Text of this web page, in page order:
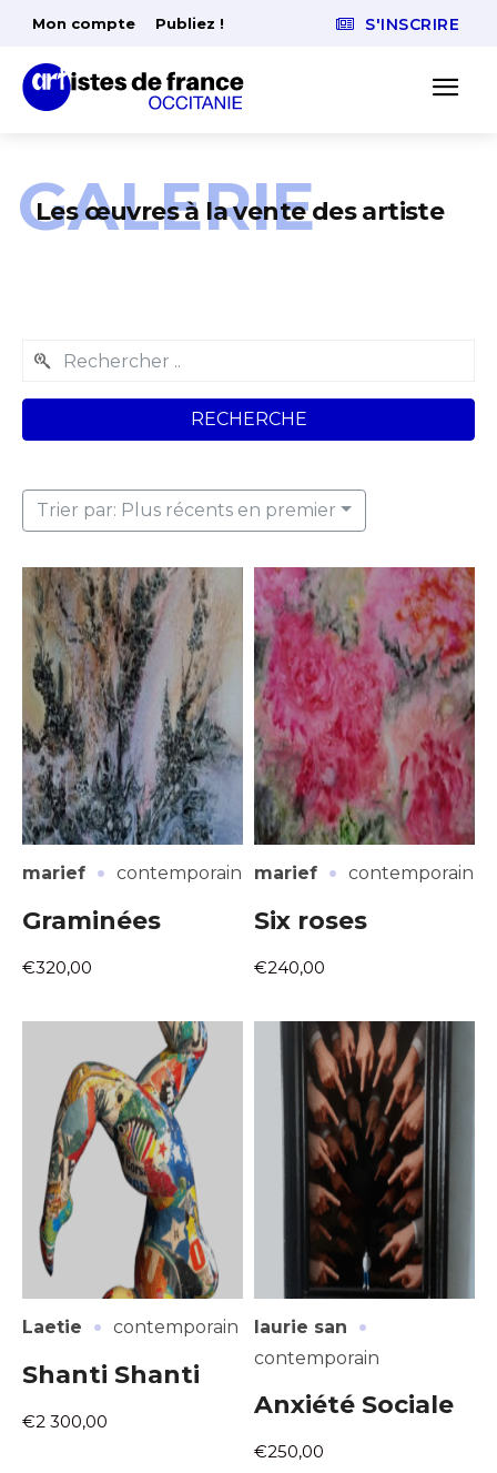
Mon compte Publiez ! S'INSCRIRE
Les œuvres à la vente des artiste
GALERIE
RECHERCHE
Trier par: Plus récents en premier
marief · contemporain
Graminées
€320,00
marief · contemporain
Six roses
€240,00
Laetie · contemporain
Shanti Shanti
€2 300,00
laurie san ·
contemporain
Anxiété Sociale
€250,00